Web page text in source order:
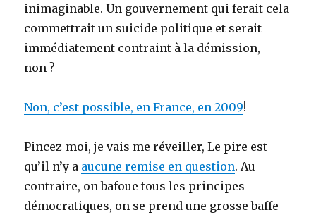
inimaginable. Un gouvernement qui ferait cela
commettrait un suicide politique et serait
immédiatement contraint à la démission,
non ?
Non, c’est possible, en France, en 2009!
Pincez-moi, je vais me réveiller, Le pire est
qu’il n’y a aucune remise en question. Au
contraire, on bafoue tous les principes
démocratiques, on se prend une grosse baffe